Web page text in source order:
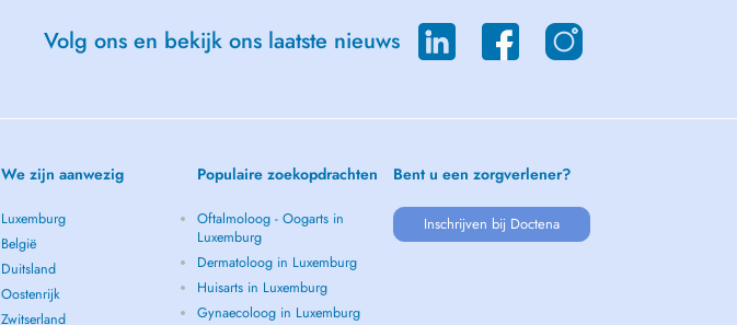
Volg ons en bekijk ons laatste nieuws
We zijn aanwezig
Luxemburg
België
Duitsland
Oostenrijk
Zwitserland
Populaire zoekopdrachten
Oftalmoloog - Oogarts in
Luxemburg
Dermatoloog in Luxemburg
Huisarts in Luxemburg
Gynaecoloog in Luxemburg
Bent u een zorgverlener?
Inschrijven bij Doctena